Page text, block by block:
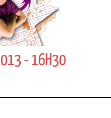
- 16H30